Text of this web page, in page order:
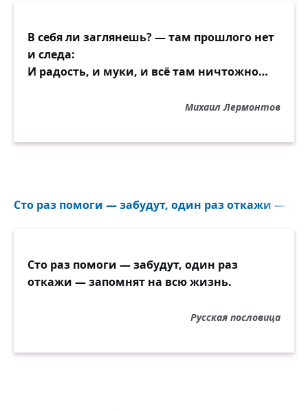
В себя ли заглянешь? — там прошлого нет
и следа:
И радость, и муки, и всё там ничтожно…
Михаил Лермонтов
Сто раз помоги — забудут, один раз откажи —
Сто раз помоги — забудут, один раз
откажи — запомнят на всю жизнь.
Русская пословица